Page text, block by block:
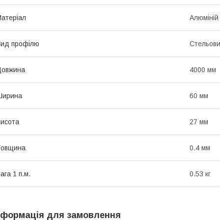
Алюміній
профілю
4000 мм
60 мм
27 мм
0.4 мм
1 п.м. 0.53 кг
для замовлення